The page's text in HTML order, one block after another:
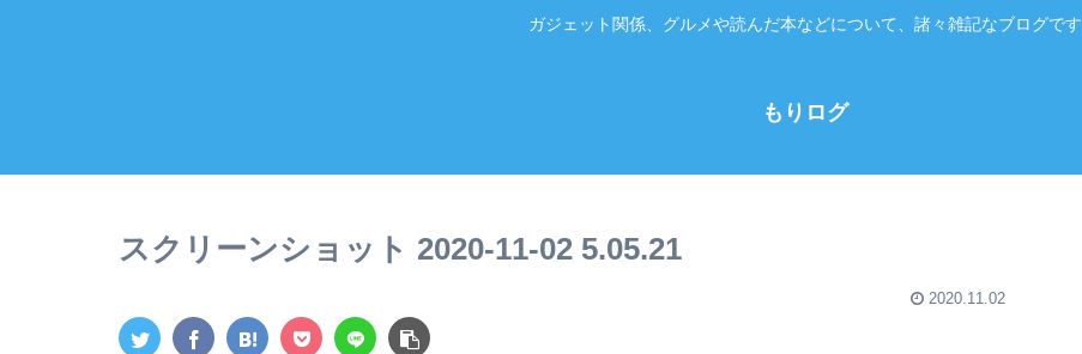
ガジェット関係、グルメや読んだ本などについて、諸々雑記なブログです
もりログ
スクリーンショット 2020-11-02 5.05.21
2020.11.02